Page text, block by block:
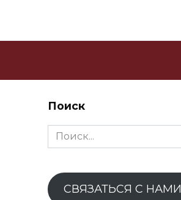
Поиск
Search
for:
СВЯЗАТЬСЯ С НАМИ